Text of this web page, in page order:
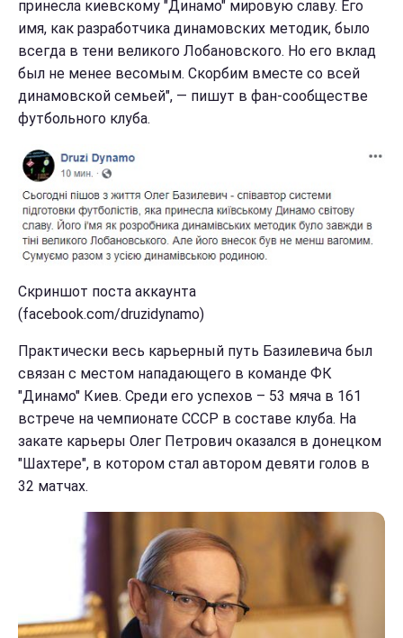
принесла киевскому "Динамо" мировую славу. Его
имя, как разработчика динамовских методик, было
всегда в тени великого Лобановского. Но его вклад
был не менее весомым. Скорбим вместе со всей
динамовской семьей", — пишут в фан-сообществе
футбольного клуба.
Скриншот поста аккаунта
(facebook.com/druzidynamo)
Практически весь карьерный путь Базилевича был
связан с местом нападающего в команде ФК
"Динамо" Киев. Среди его успехов – 53 мяча в 161
встрече на чемпионате СССР в составе клуба. На
закате карьеры Олег Петрович оказался в донецком
"Шахтере", в котором стал автором девяти голов в
32 матчах.